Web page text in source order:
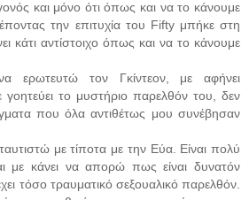
και μόνο ότι όπως και να το κάνουμε
την επιτυχία του Fifty μπήκε στη
κάτι αντίστοιχο όπως και να το κάνουμε
ερωτευτώ τον Γκίντεον, με αφήνει
το μυστήριο παρελθόν του, δεν
που όλα αντιθέτως μου συνέβησαν
με τίποτα με την Εύα. Είναι πολύ
με κάνει να απορώ πως είναι δυνατόν
τόσο τραυματικό σεξουαλικό παρελθόν.